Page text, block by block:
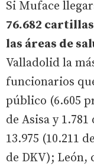
Si Muface
76.682
las áreas de
Valladolid la
funcionarios
público (6.605
de Asisa y
13.975 (10.211
de DKV); León,